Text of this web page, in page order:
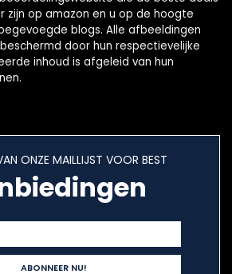
zijn op amazon en u op de hoogte
blogs. Alle afbeeldingen
door hun respectievelijke
inhoud is afgeleid van hun
ONZE MAILLIJST VOOR BEST